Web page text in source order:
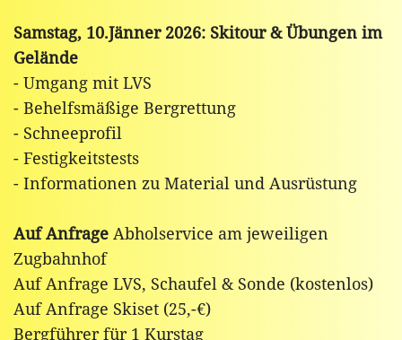
Samstag, 10.Jänner 2026: Skitour & Übungen im
Gelände
- Umgang mit LVS
- Behelfsmäßige Bergrettung
- Schneeprofil
- Festigkeitstests
- Informationen zu Material und Ausrüstung
Auf Anfrage Abholservice am jeweiligen
Zugbahnhof
Auf Anfrage LVS, Schaufel & Sonde (kostenlos)
Auf Anfrage Skiset (25,-€)
Bergführer für 1 Kurstag